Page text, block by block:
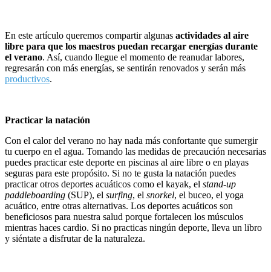
En este artículo queremos compartir algunas actividades al aire
libre para que los maestros puedan recargar energías durante
el verano. Así, cuando llegue el momento de reanudar labores,
regresarán con más energías, se sentirán renovados y serán más
productivos.
Practicar la natación
Con el calor del verano no hay nada más confortante que sumergir
tu cuerpo en el agua. Tomando las medidas de precaución necesarias
puedes practicar este deporte en piscinas al aire libre o en playas
seguras para este propósito. Si no te gusta la natación puedes
practicar otros deportes acuáticos como el kayak, el stand-up
paddleboarding (SUP), el surfing, el snorkel, el buceo, el yoga
acuático, entre otras alternativas. Los deportes acuáticos son
beneficiosos para nuestra salud porque fortalecen los músculos
mientras haces cardio. Si no practicas ningún deporte, lleva un libro
y siéntate a disfrutar de la naturaleza.